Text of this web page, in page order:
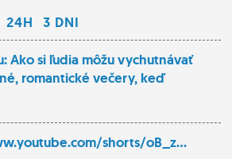
24H 3 DNI
Ako si ľudia môžu vychutnávať
romantické večery, keď
shorts/oB_z...